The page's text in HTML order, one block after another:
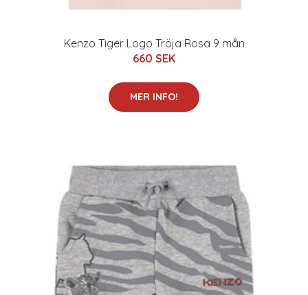
Kenzo Tiger Logo Tröja Rosa 9 mån
660 SEK
MER INFO!